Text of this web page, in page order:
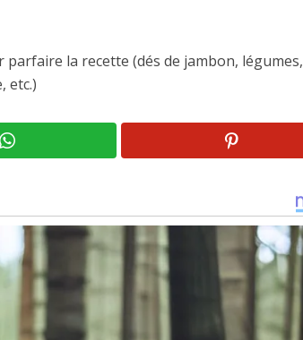
la recette (dés de jambon, légumes,
etc.)